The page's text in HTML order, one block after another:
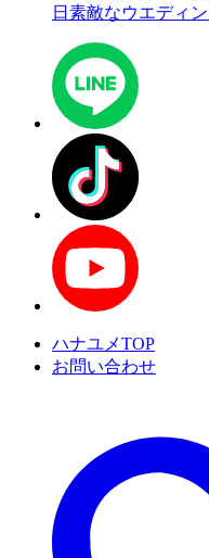
日素敵なウエディ
ハナユメTOP
お問い合わせ